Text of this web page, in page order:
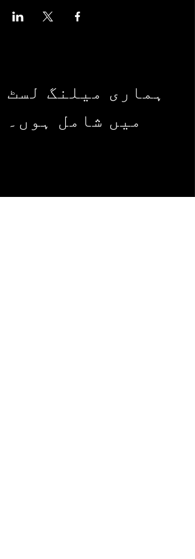
ہماری میلنگ لسٹ
میں شامل ہوں۔